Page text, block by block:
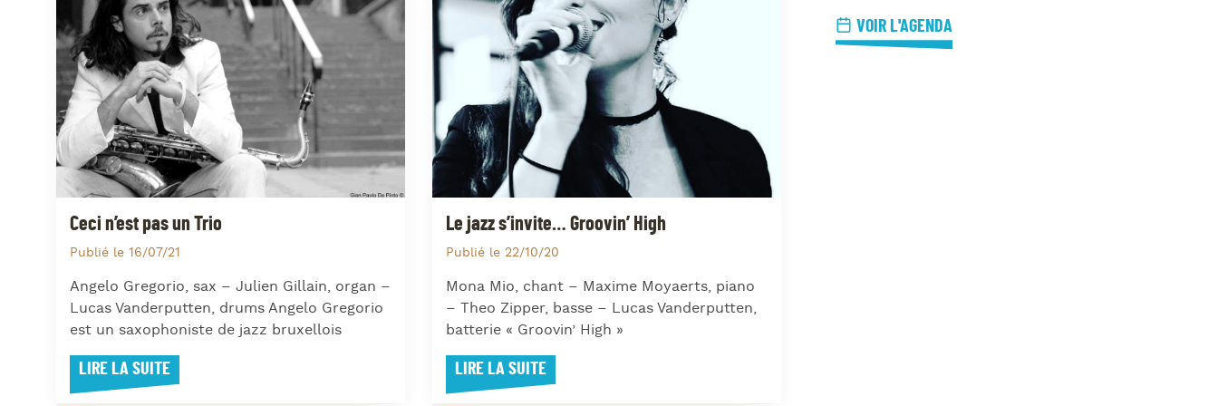
Les Midis-Jazz
Ceci n’est pas un Trio
Publié le 16/07/21
Angelo Gregorio, sax – Julien Gillain, organ –
Lucas Vanderputten, drums Angelo Gregorio
est un saxophoniste de jazz bruxellois
LIRE LA SUITE
Le jazz s’invite… Groovin’ High
Publié le 22/10/20
Mona Mio, chant – Maxime Moyaerts, piano
– Theo Zipper, basse – Lucas Vanderputten,
batterie « Groovin’ High »
LIRE LA SUITE
VOIR L'AGENDA